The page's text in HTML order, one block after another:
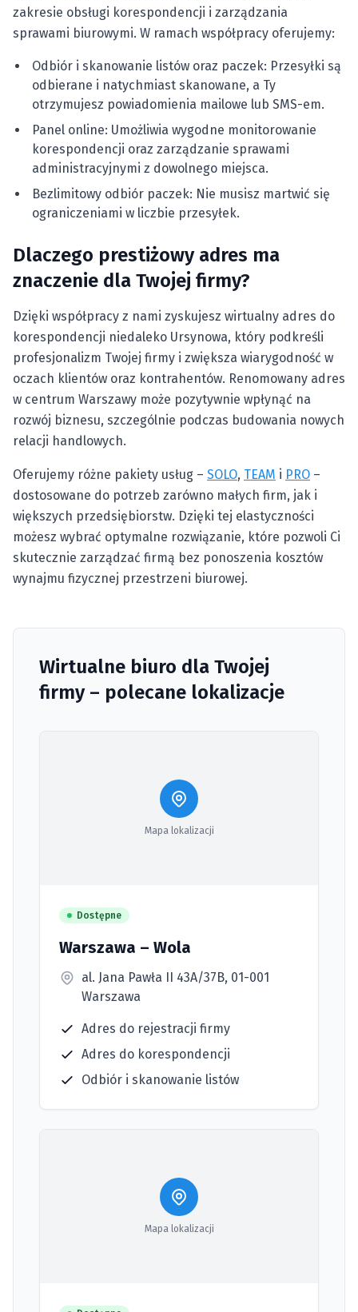
zakresie obsługi korespondencji i zarządzania
sprawami biurowymi. W ramach współpracy oferujemy:
Odbiór i skanowanie listów oraz paczek: Przesyłki są
odbierane i natychmiast skanowane, a Ty
otrzymujesz powiadomienia mailowe lub SMS-em.
Panel online: Umożliwia wygodne monitorowanie
korespondencji oraz zarządzanie sprawami
administracyjnymi z dowolnego miejsca.
Bezlimitowy odbiór paczek: Nie musisz martwić się
ograniczeniami w liczbie przesyłek.
Dlaczego prestiżowy adres ma
znaczenie dla Twojej firmy?
Dzięki współpracy z nami zyskujesz wirtualny adres do
korespondencji niedaleko Ursynowa, który podkreśli
profesjonalizm Twojej firmy i zwiększa wiarygodność w
oczach klientów oraz kontrahentów. Renomowany adres
w centrum Warszawy może pozytywnie wpłynąć na
rozwój biznesu, szczególnie podczas budowania nowych
relacji handlowych.
Oferujemy różne pakiety usług – SOLO, TEAM i PRO –
dostosowane do potrzeb zarówno małych firm, jak i
większych przedsiębiorstw. Dzięki tej elastyczności
możesz wybrać optymalne rozwiązanie, które pozwoli Ci
skutecznie zarządzać firmą bez ponoszenia kosztów
wynajmu fizycznej przestrzeni biurowej.
Wirtualne biuro dla Twojej
firmy – polecane lokalizacje
Mapa lokalizacji
Dostępne
Warszawa – Wola
al. Jana Pawła II 43A/37B, 01-001
Warszawa
Adres do rejestracji firmy
Adres do korespondencji
Odbiór i skanowanie listów
Mapa lokalizacji